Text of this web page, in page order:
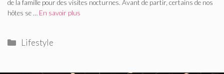
de la famille pour des visites nocturnes. Avant de partir, certains de nos
hôtes se … En savoir plus
Catégories
Lifestyle